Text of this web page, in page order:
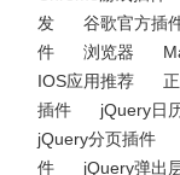
发
谷歌官方插
件
浏览器
IOS应用推荐
插件
jQuery日
jQuery分页插件
件
jQuery弹出